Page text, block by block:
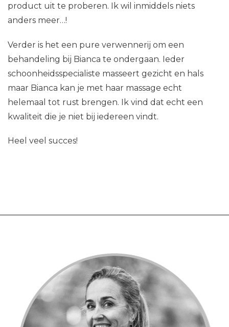
product uit te proberen. Ik wil inmiddels niets
anders meer…!
Verder is het een pure verwennerij om een
behandeling bij Bianca te ondergaan. Ieder
schoonheidsspecialiste masseert gezicht en hals
maar Bianca kan je met haar massage echt
helemaal tot rust brengen. Ik vind dat echt een
kwaliteit die je niet bij iedereen vindt.
Heel veel succes!